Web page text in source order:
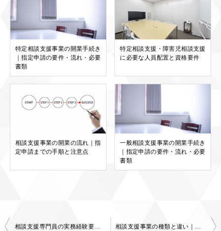
特定相談支援事業の開業手続き
｜指定申請の要件・流れ・必要
書類
特定相談支援・障害児相談支援
に必要な人員配置と資格要件
相談支援事業の開業の流れ｜指
定申請までの手順と注意点
一般相談支援事業の開業手続き
｜指定申請の要件・流れ・必要
書類
投
相談支援専門員の実務経験要件｜必要年数・対象業務・確認方法 相談支援事業の種類と違い｜特定相談・障害児相談・一般相談を解説